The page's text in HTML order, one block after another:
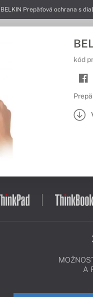
BELKIN Prepäťová ochrana s
kód
A